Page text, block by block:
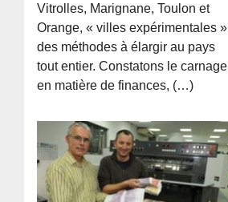
Vitrolles, Marignane, Toulon et
Orange, « villes expérimentales »
des méthodes à élargir au pays
tout entier. Constatons le carnage
en matière de finances, (…)